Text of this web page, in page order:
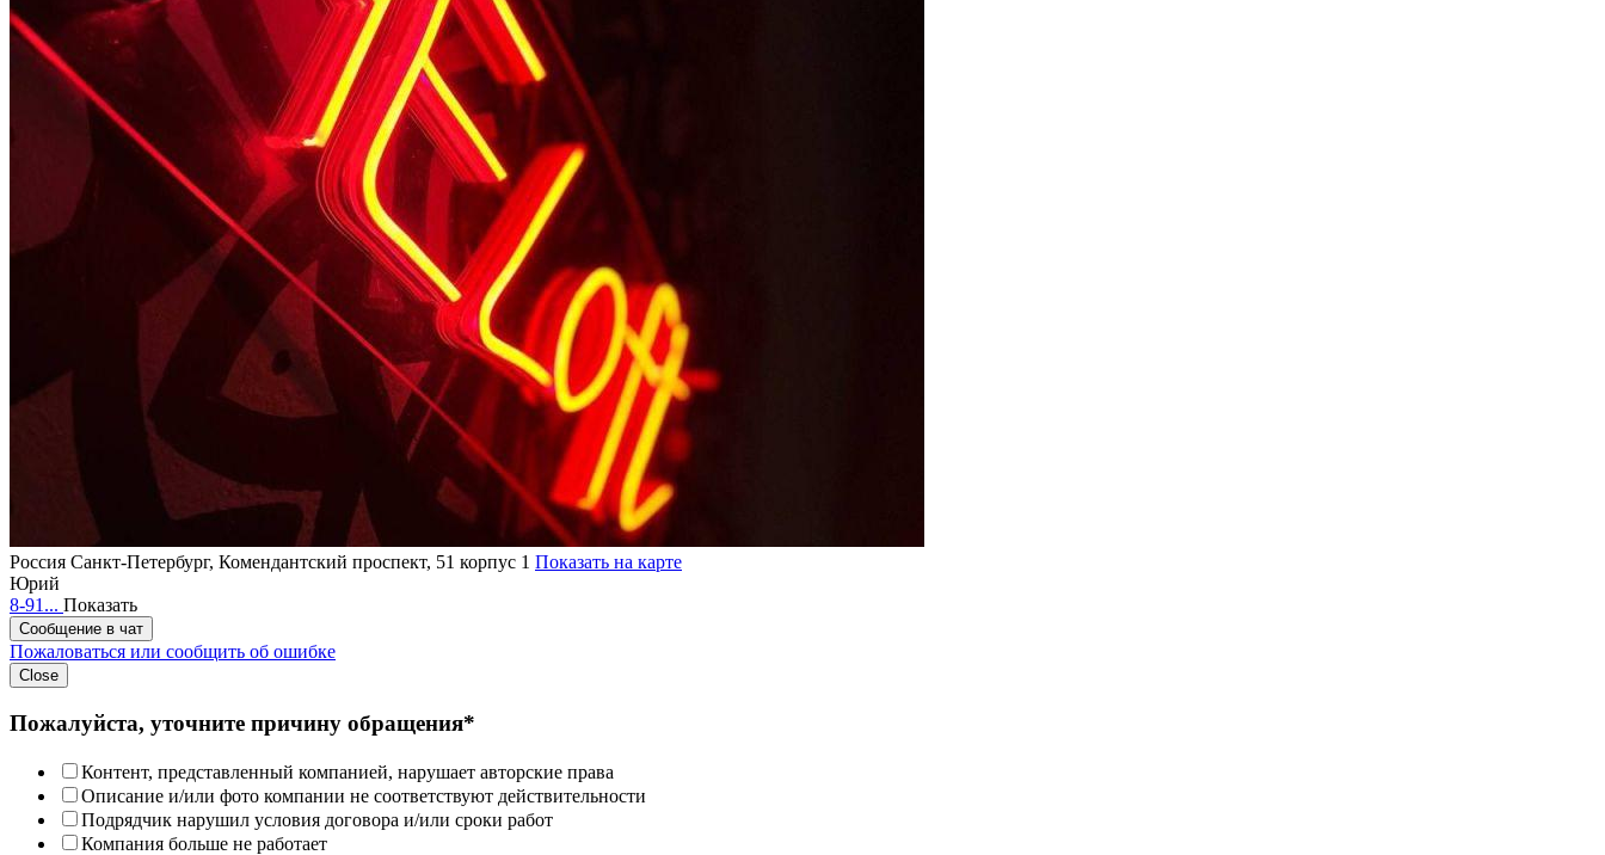
Россия Санкт-Петербург, Комендантский проспект, 51 корпус 1 Показать на карте
Юрий
8-91... Показать
Сообщение в чат
Пожаловаться или сообщить об ошибке
Close
Пожалуйста, уточните причину обращения*
Контент, представленный компанией, нарушает авторские права
Описание и/или фото компании не соответствуют действительности
Подрядчик нарушил условия договора и/или сроки работ
Компания больше не работает